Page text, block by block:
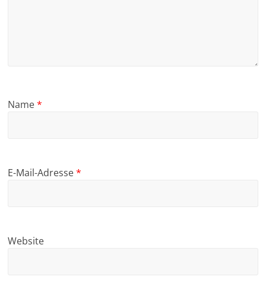
Name*
E-Mail-Adresse*
Website